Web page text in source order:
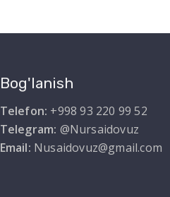
Bog'lanish
Telefon: +998 93 220 99 52
Telegram: @Nursaidovuz
Email: Nusaidovuz@gmail.com